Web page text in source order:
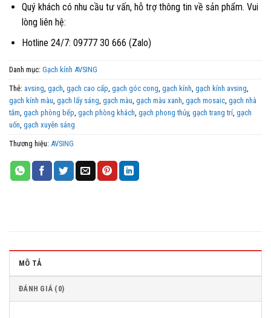
Quý khách có nhu cầu tư vấn, hỗ trợ thông tin về sản phẩm. Vui
lòng liên hệ:
Hotline 24/7: 09777 30 666 (Zalo)
Danh mục: Gạch kính AVSING
Thẻ: avsing, gạch, gạch cao cấp, gạch góc cong, gạch kính, gạch kính avsing,
gạch kính màu, gạch lấy sáng, gạch màu, gạch màu xanh, gạch mosaic, gạch nhà
tắm, gạch phòng bếp, gạch phòng khách, gạch phong thủy, gạch trang trí, gạch
uốn, gạch xuyên sáng
Thương hiệu: AVSING
MÔ TẢ
ĐÁNH GIÁ (0)